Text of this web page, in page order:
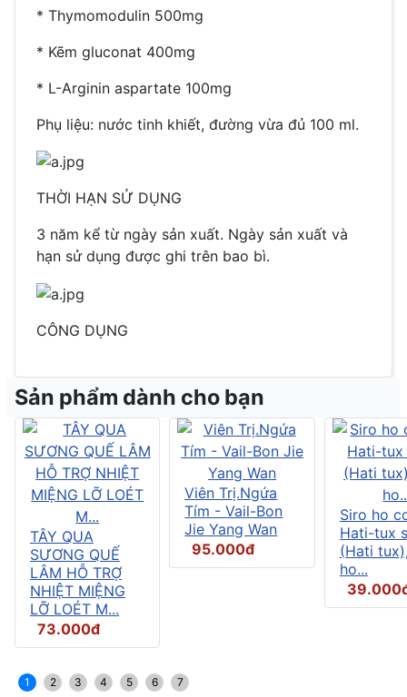
* Thymomodulin 500mg
* Kẽm gluconat 400mg
* L-Arginin aspartate 100mg
Phụ liệu: nước tinh khiết, đường vừa đủ 100 ml.
THỜI HẠN SỬ DỤNG
3 năm kể từ ngày sản xuất. Ngày sản xuất và
hạn sử dụng được ghi trên bao bì.
CÔNG DỤNG
Sản phẩm dành cho bạn
TÂY QUA
SƯƠNG QUẾ
LÂM HỖ TRỢ
NHIỆT MIỆNG
LỠ LOÉT M...
73.000đ
Viên Trị.Ngứa
Tím - Vail-Bon
Jie Yang Wan
95.000đ
Siro ho
Hati-tux
(Hati
ho...
1 2 3 4 5 6 7